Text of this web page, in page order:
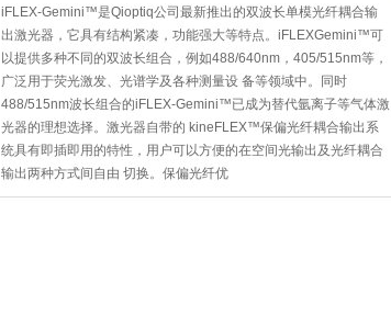
iFLEX-Gemini™是Qioptiq公司最新推出的双波长单模光纤耦合输
出激光器，它具有结构紧凑，功能强大等特点。iFLEXGemini™可
以提供多种不同的双波长组合，例如488/640nm，405/515nm等，
广泛用于荧光激发、光谱学及各种测量设 备等领域中。同时
488/515nm波长组合的iFLEX-Gemini™已成为替代氩离子等气体激
光器的理想选择。激光器自带的 kineFLEX™保偏光纤耦合输出系
统具有即插即用的特性，用户可以方便的在空间光输出及光纤耦合
输出两种方式间自由 切换。保偏光纤优